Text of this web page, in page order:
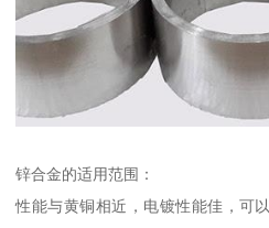
锌合金的适用范围：
性能与黄铜相近，电镀性能佳，可